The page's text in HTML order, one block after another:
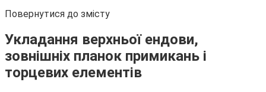
Повернутися до змісту
Укладання верхньої ендови,
зовнішніх планок примикань і
торцевих елементів